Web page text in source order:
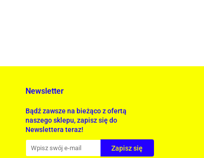
Newsletter
Bądź zawsze na bieżąco z ofertą
naszego sklepu, zapisz się do
Newslettera teraz!